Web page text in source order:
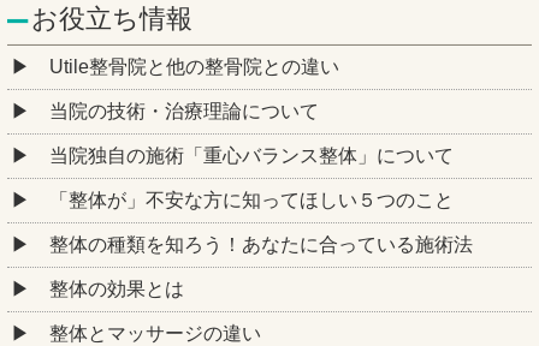
お役立ち情報
Utile整骨院と他の整骨院との違い
当院の技術・治療理論について
当院独自の施術「重心バランス整体」について
「整体が」不安な方に知ってほしい５つのこと
整体の種類を知ろう！あなたに合っている施術法
整体の効果とは
整体とマッサージの違い